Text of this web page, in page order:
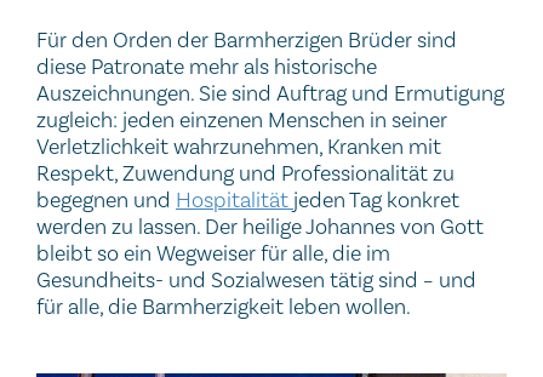
Für den Orden der Barmherzigen Brüder sind
diese Patronate mehr als historische
Auszeichnungen. Sie sind Auftrag und Ermutigung
zugleich: jeden einzenen Menschen in seiner
Verletzlichkeit wahrzunehmen, Kranken mit
Respekt, Zuwendung und Professionalität zu
begegnen und Hospitalität jeden Tag konkret
werden zu lassen. Der heilige Johannes von Gott
bleibt so ein Wegweiser für alle, die im
Gesundheits- und Sozialwesen tätig sind – und
für alle, die Barmherzigkeit leben wollen.